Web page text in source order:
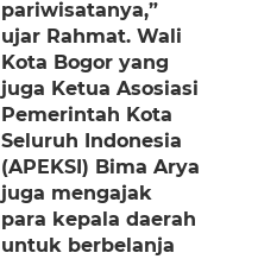
pariwisatanya,”
ujar Rahmat. Wali
Kota Bogor yang
juga Ketua Asosiasi
Pemerintah Kota
Seluruh Indonesia
(APEKSI) Bima Arya
juga mengajak
para kepala daerah
untuk berbelanja